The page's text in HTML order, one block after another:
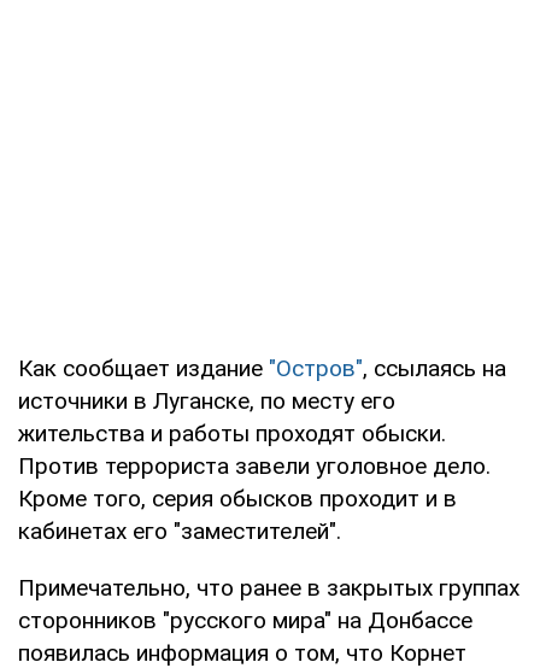
Как сообщает издание "Остров", ссылаясь на
источники в Луганске, по месту его
жительства и работы проходят обыски.
Против террориста завели уголовное дело.
Кроме того, серия обысков проходит и в
кабинетах его "заместителей".
Примечательно, что ранее в закрытых группах
сторонников "русского мира" на Донбассе
появилась информация о том, что Корнет